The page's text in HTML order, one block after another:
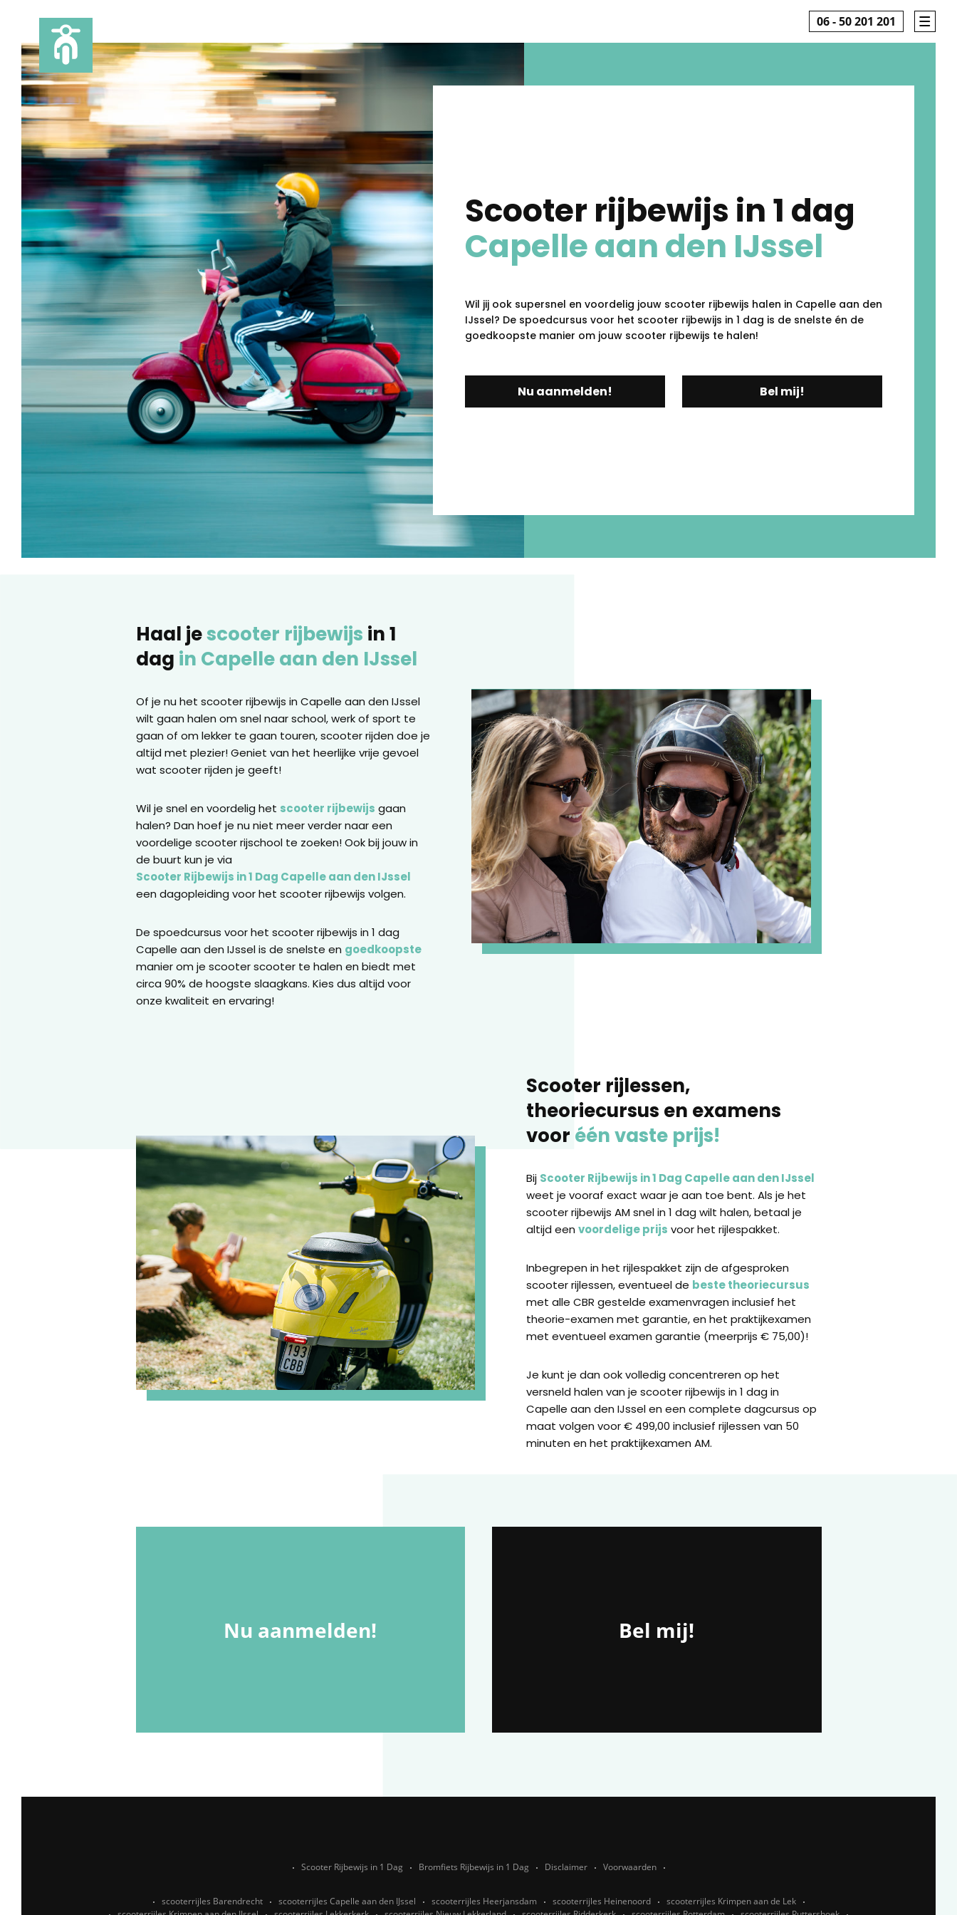
06 - 50 201 201
Scooter rijbewijs in 1 dag
Capelle aan den IJssel
Wil jij ook supersnel en voordelig jouw scooter rijbewijs halen in Capelle aan den
IJssel? De spoedcursus voor het scooter rijbewijs in 1 dag is de snelste én de
goedkoopste manier om jouw scooter rijbewijs te halen!
Nu aanmelden! Bel mij!
Haal jescooter rijbewijs in 1
dag in Capelle aan den IJssel
Of je nu het scooter rijbewijs in Capelle aan den IJssel
wilt gaan halen om snel naar school, werk of sport te
gaan of om lekker te gaan touren, scooter rijden doe je
altijd met plezier! Geniet van het heerlijke vrije gevoel
wat scooter rijden je geeft!
Wil je snel en voordelig het scooter rijbewijs gaan
halen? Dan hoef je nu niet meer verder naar een
voordelige scooter rijschool te zoeken! Ook bij jouw in
de buurt kun je via
Scooter Rijbewijs in 1 Dag Capelle aan den IJssel
een dagopleiding voor het scooter rijbewijs volgen.
De spoedcursus voor het scooter rijbewijs in 1 dag
Capelle aan den IJssel is de snelste en goedkoopste
manier om je scooter scooter te halen en biedt met
circa 90% de hoogste slaagkans. Kies dus altijd voor
onze kwaliteit en ervaring!
Scooter rijlessen,
theoriecursus en examens
voor één vaste prijs!
Bij Scooter Rijbewijs in 1 Dag Capelle aan den IJssel
weet je vooraf exact waar je aan toe bent. Als je het
scooter rijbewijs AM snel in 1 dag wilt halen, betaal je
altijd eenvoordelige prijs voor het rijlespakket.
Inbegrepen in het rijlespakket zijn de afgesproken
scooter rijlessen, eventueel de beste theoriecursus
met alle CBR gestelde examenvragen inclusief het
theorie-examen met garantie, en het praktijkexamen
met eventueel examen garantie (meerprijs € 75,00)!
Je kunt je dan ook volledig concentreren op het
versneld halen van je scooter rijbewijs in 1 dag in
Capelle aan den IJssel en een complete dagcursus op
maat volgen voor € 499,00 inclusief rijlessen van 50
minuten en het praktijkexamen AM.
Nu aanmelden! Bel mij!
Scooter Rijbewijs in 1 Dag Bromfiets Rijbewijs in 1 Dag Disclaimer Voorwaarden
scooterrijles Barendrecht scooterrijles Capelle aan den IJssel scooterrijles Heerjansdam scooterrijles Heinenoord
scooterrijles Krimpen aan de Lek